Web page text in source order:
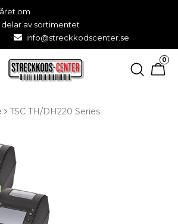
om
av sortimentet
info@streckkodscenter.se
0
TSC TH/DH220 Series